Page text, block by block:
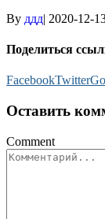
By ддд| 2020-12-
Поделиться
FacebookTwitter
Оставить
Comment